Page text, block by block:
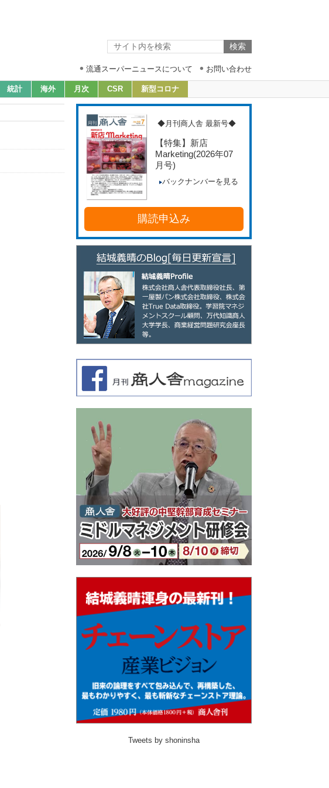
流通スーパーニュースについて お問い合わせ
統計 海外 月次 CSR 新型コロナ
◆月刊商人舎 最新号◆
【特集】新店
Marketing(2026年07
月号)
バックナンバーを見る
購読申込み
Tweets by shoninsha